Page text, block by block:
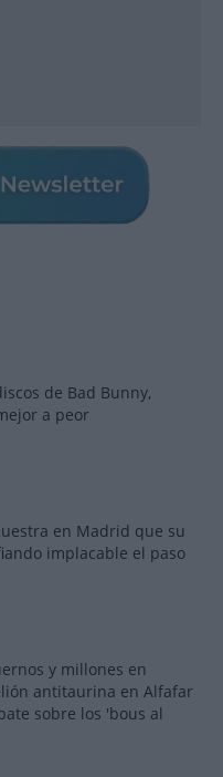
de Bad Bunny,
a peor
en Madrid que su
implacable el paso
y millones en
antitaurina en Alfafar
sobre los 'bous al